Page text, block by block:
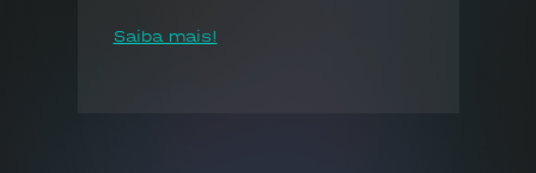
Saiba mais!